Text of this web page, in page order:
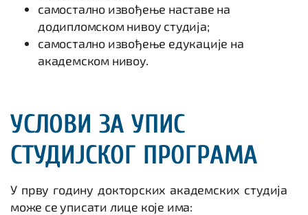
самостално извођење наставе на
додипломском нивоу студија;
самостално извођење едукације на
академском нивоу.
УСЛОВИ ЗА УПИС
СТУДИЈСКОГ ПРОГРАМА
У прву годину докторских академских студија
може се уписати лице које има: